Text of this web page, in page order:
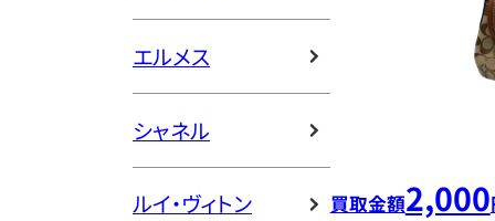
エルメス
シャネル
ルイ・ヴィトン 買取金額2,000